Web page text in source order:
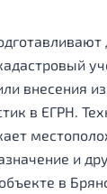
внесения
в ЕГРН.
и
объекте в